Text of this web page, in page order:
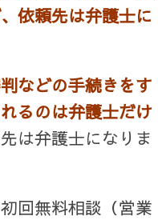
依頼先は弁護士に
などの手続きをす
るのは弁護士だけ
は弁護士になりま
回無料相談（営業